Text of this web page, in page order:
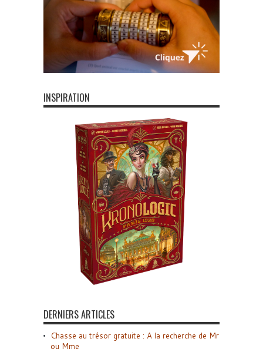
INSPIRATION
DERNIERS ARTICLES
Chasse au trésor gratuite : A la recherche de Mr
ou Mme